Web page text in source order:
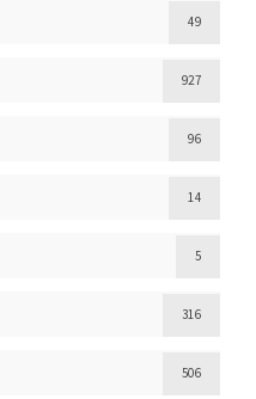
49
927
96
14
5
316
506